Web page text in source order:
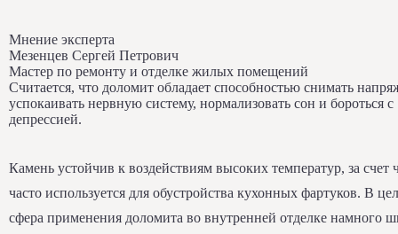
Мнение эксперта
Мезенцев Сергей Петрович
Мастер по ремонту и отделке жилых помещений
Считается, что доломит обладает способностью снимать
успокаивать нервную систему, нормализовать сон и бороться с
депрессией.
Камень устойчив к воздействиям высоких температур, за счет
часто используется для обустройства кухонных фартуков. В
сфера применения доломита во внутренней отделке намного